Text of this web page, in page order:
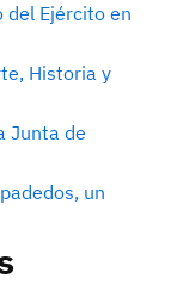
del Ejército en
Historia y
Junta de
un